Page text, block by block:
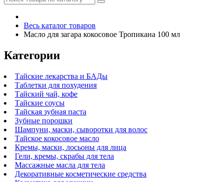
Весь каталог товаров
Масло для загара кокосовое Тропикана 100 мл
Категории
Тайские лекарства и БАДы
Таблетки для похудения
Тайский чай, кофе
Тайские соусы
Тайская зубная паста
Зубные порошки
Шампуни, маски, сыворотки для волос
Тайское кокосовое масло
Кремы, маски, лосьоны для лица
Гели, кремы, скрабы для тела
Массажные масла для тела
Декоративные косметические средства